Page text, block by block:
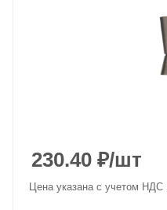
230.40 ₽/шт
Цена указана с учетом НДС